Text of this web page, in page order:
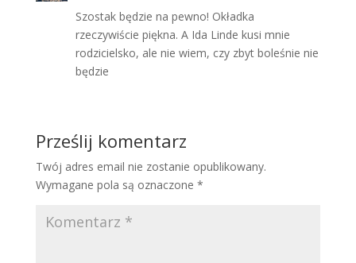
Szostak będzie na pewno! Okładka
rzeczywiście piękna. A Ida Linde kusi mnie
rodzicielsko, ale nie wiem, czy zbyt boleśnie nie
będzie
Prześlij komentarz
Twój adres email nie zostanie opublikowany.
Wymagane pola są oznaczone *